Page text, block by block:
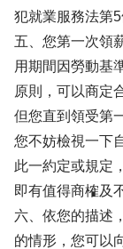
犯就業服務法第
五、您第一次領
用期間因勞動基
原則，可以商定
但您直到領受第
您不妨檢視一下
此一約定或規定
即有值得商榷及
六、依您的描述
的情形，您可以